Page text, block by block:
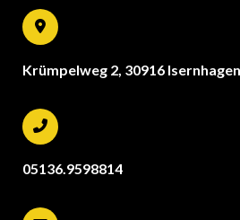
Krümpelweg 2, 30916 Isernhagen
05136.9598814